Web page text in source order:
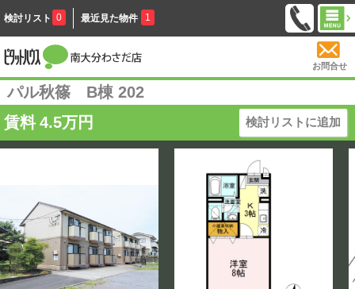
検討リスト 0 最近見た物件 1
お問合せ
パル秋篠 B棟 202
賃料 4.5万円 検討リストに追加